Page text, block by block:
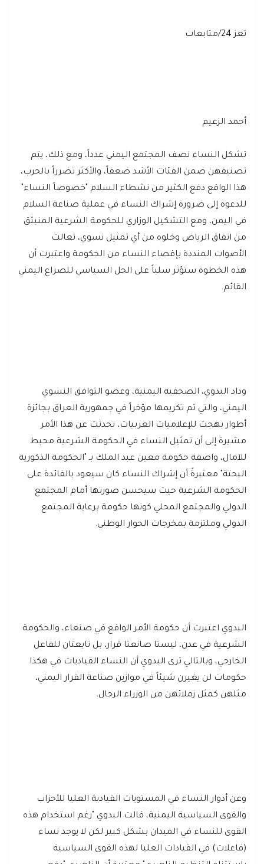
تعز 24/متابعات
أحمد الزعيم
تشكل النساء نصف المجتمع اليمني عدداً، ومع ذلك، يتم
تصنيفهن ضمن الفئات الأشد ضعفاً، والأكثر تضرراً بالحرب،
هذا الواقع دفع الكثير من نشطاء السلام "خصوصاً النساء"
للدعوة إلى ضرورة إشراك النساء في عملية صناعة السلام
في اليمن، ومع التشكيل الوزاري للحكومة الشرعية المنبثق
من اتفاق الرياض وخلوه من أي تمثيل نسوي، تعالت
الأصوات المنددة بإقصاء النساء من الحكومة واعتبرت أن
هذه الخطوة ستؤثر سلباً على الحل السياسي للصراع اليمني
القائم.
وداد البدوي، الصحفية اليمنية، وعضو التوافق النسوي
اليمني، والتي تم تكريمها مؤخراً في جمهورية العراق بجائزة
أطوار بهجت للإعلاميات العربيات، تحدثت عن هذا الأمر
مشيرة إلى أن تمثيل النساء في الحكومة الشرعية محبط
للآمال، واصفة حكومة معين عبد الملك بـ "الحكومة الذكورية
البحتة" معتبرةً أن إشراك النساء كان سيعود بالفائدة على
الحكومة الشرعية حيث سيحسن صورتها أمام المجتمع
الدولي والمجتمع المحلي كونها حكومة برعاية المجتمع
الدولي وملتزمة بمخرجات الحوار الوطني.
البدوي اعتبرت أن حكومة الأمر الواقع في صنعاء، والحكومة
الشرعية في عدن، ليستا صانعتا قرار، بل تابعتان للفاعل
الخارجي، وبالتالي ترى البدوي أن النساء القياديات في هكذا
حكومات لن يغيرن شيئاً في موازين صناعة القرار اليمني،
مثلهن كمثل زملائهن من الوزراء الرجال.
وعن أدوار النساء في المستويات القيادية العليا للأحزاب
والقوى السياسية اليمنية، قالت البدوي "رغم استخدام هذه
القوى للنساء في الميدان بشكل كبير لكن لا يوجد نساء
(فاعلات) في القيادات العليا لهذه القوى السياسية